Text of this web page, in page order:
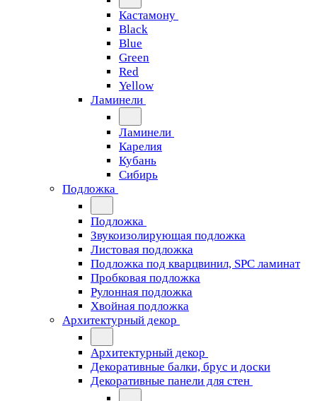
Кастамону
Black
Blue
Green
Red
Yellow
Ламинели
Ламинели
Карелия
Кубань
Сибирь
Подложка
Подложка
Звукоизолирующая подложка
Листовая подложка
Подложка под кварцвинил, SPC ламинат
Пробковая подложка
Рулонная подложка
Хвойная подложка
Архитектурный декор
Архитектурный декор
Декоративные балки, брус и доски
Декоративные панели для стен